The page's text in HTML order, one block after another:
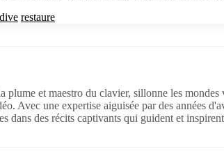
restaure
plume et maestro du clavier, sillonne les
Avec une expertise aiguisée par des années
dans des récits captivants qui guident et